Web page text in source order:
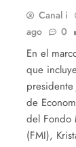
Canal i
ago
0
En el
que
de
del Fondo
(FMI),